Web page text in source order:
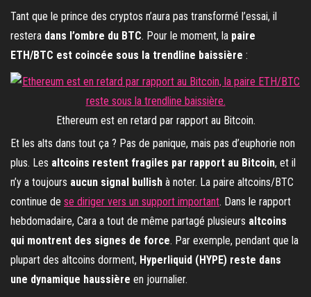
Tant que le prince des cryptos n’aura pas transformé l’essai, il
restera dans l’ombre du BTC. Pour le moment, la paire
ETH/BTC est coincée sous la trendline baissière :
Ethereum est en retard par rapport au Bitcoin.
Et les alts dans tout ça ? Pas de panique, mais pas d’euphorie non
plus. Les altcoins restent fragiles par rapport au Bitcoin, et il
n’y a toujours aucun signal bullish à noter. La paire altcoins/BTC
continue de se diriger vers un support important. Dans le rapport
hebdomadaire, Cara a tout de même partagé plusieurs altcoins
qui montrent des signes de force. Par exemple, pendant que la
plupart des altcoins dorment, Hyperliquid (HYPE) reste dans
une dynamique haussière en journalier.